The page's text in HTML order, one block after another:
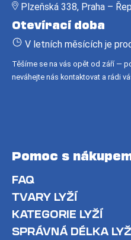
Plzeňská 338, Praha –
Otevírací doba
V letních měsících je
Těšíme se na vás opět od září —
neváhejte nás kontaktovat a rádi
Pomoc s
FAQ
TVARY LYŽÍ
KATEGORIE LYŽÍ
SPRÁVNÁ DÉLKA